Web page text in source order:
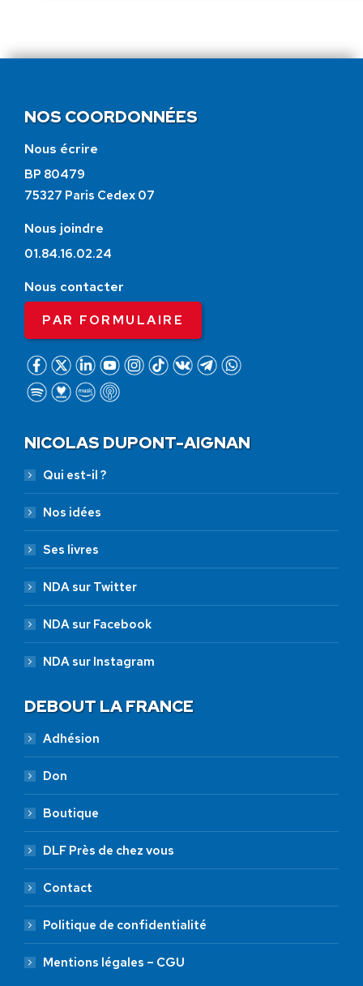
NOS COORDONNÉES
Nous écrire
BP 80479
75327 Paris Cedex 07
Nous joindre
01.84.16.02.24
Nous contacter
PAR FORMULAIRE
NICOLAS DUPONT-AIGNAN
Qui est-il ?
Nos idées
Ses livres
NDA sur Twitter
NDA sur Facebook
NDA sur Instagram
DEBOUT LA FRANCE
Adhésion
Don
Boutique
DLF Près de chez vous
Contact
Politique de confidentialité
Mentions légales – CGU